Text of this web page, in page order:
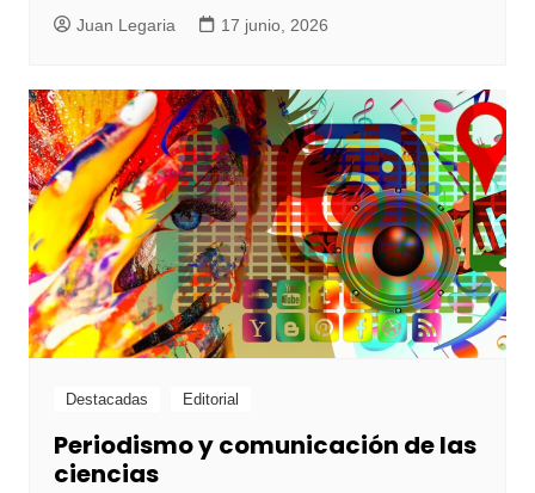
Juan Legaria 17 junio, 2026
Destacadas Editorial
Periodismo y comunicación de las
ciencias